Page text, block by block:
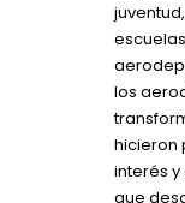
los
hicieron
interés
que